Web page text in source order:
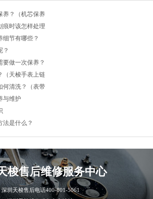
养？（机芯保养
痕时该怎样处理
细节有哪些？
？
要做一次保养？
（天梭手表上链
何清洗？（表带
与维护
法是什么？
梭售后维修服务中心
深圳天梭售后电话400-801-5061